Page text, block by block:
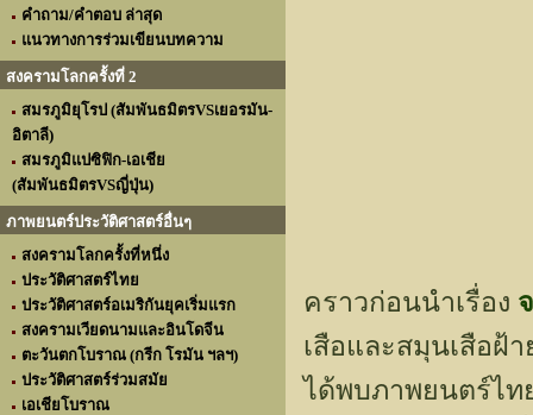
คำถาม/คำตอบ ล่าสุด
แนวทางการร่วมเขียนบทความ
สงครามโลกครั้งที่ 2
สมรภูมิยุโรป (สัมพันธมิตรVSเยอรมัน-
อิตาลี)
สมรภูมิแปซิฟิก-เอเชีย
(สัมพันธมิตรVSญี่ปุ่น)
ภาพยนตร์ประวัติศาสตร์อื่นๆ
สงครามโลกครั้งที่หนึ่ง
ประวัติศาสตร์ไทย
ประวัติศาสตร์อเมริกันยุคเริ่มแรก
สงครามเวียดนามและอินโดจีน
ตะวันตกโบราณ (กรีก โรมัน ฯลฯ)
ประวัติศาสตร์ร่วมสมัย
เอเชียโบราณ
คราวก่อนนำเรื่อง
เสือและสมุนเสือฝ้
ได้พบภาพยนตร์ไท